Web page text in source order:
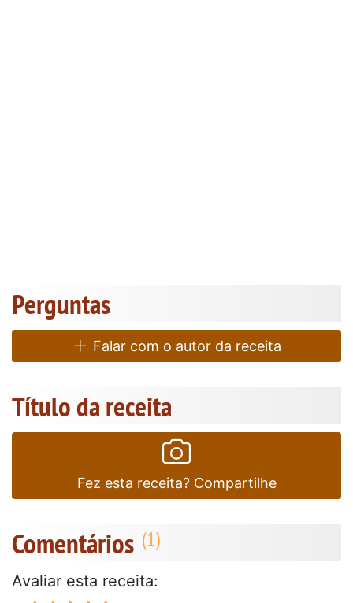
Perguntas
Falar com o autor da receita
Título da receita
Fez esta receita? Compartilhe
Comentários
Avaliar esta receita: